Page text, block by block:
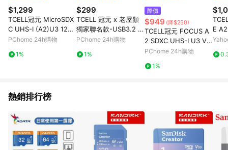
限」)，以同一訂單中同一商品不論件數計算，並依訂單成立時間
當下LINE購物所設定的回饋機制為準。 《8》LINE購物為購物資
訊整合性平台，商品資料更新會有時間差，如顯示之商品規格、
顏色、價位、贈品與PChome 24h購物銷售網頁不符，以銷售網
頁標示為準！
$1,299
TCELL冠元 MicroSDX
C UHS-I (A2)U3 128
GB 監控專用記憶卡
PChome 24h購物
1%
$299
TCELL 冠元 x 老屋顏
獨家聯名款-USB3.2 G
en1 32GB 台灣經典鐵
(綠)
PChome 24h購物
1%
降價
$949 (降$250)
TCELL冠元 FOCUS A
2 SDXC UHS-I U3 V3
0 170/110MB 128GB
PChome 24h購物
1%
E
-I
熱銷排行榜